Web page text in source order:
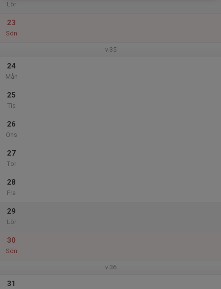
Lör
23
Sön
v.35
24
Mån
25
Tis
26
Ons
27
Tor
28
Fre
29
Lör
30
Sön
v.36
31